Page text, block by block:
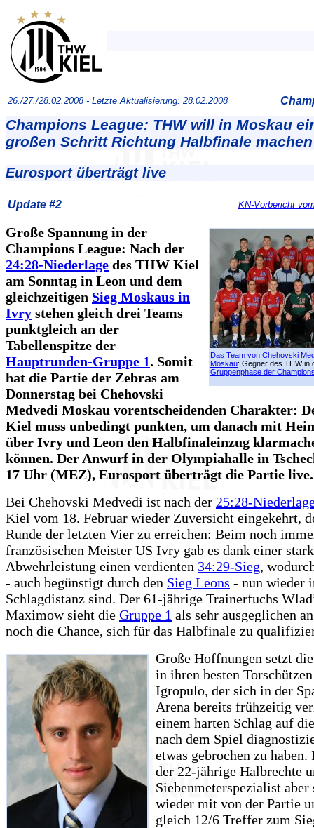
26./27./28.02.2008 - Letzte Aktualisierung: 28.02.2008
Champions League: THW will in Moskau
großen Schritt Richtung Halbfinale machen
Eurosport überträgt live
Update #2 KN-Vorbericht
Das Team von Chehovski
Moskau: Gegner des THW in
Gruppenphase der
Große Spannung in der
Champions League: Nach der
24:28-Niederlage des THW Kiel
am Sonntag in Leon und dem
gleichzeitigen Sieg Moskaus in
Ivry stehen gleich drei Teams
punktgleich an der
Tabellenspitze der
Hauptrunden-Gruppe 1. Somit
hat die Partie der Zebras am
Donnerstag bei Chehovski
Medvedi Moskau vorentscheidenden Charakter:
Kiel muss unbedingt punkten, um danach mit
über Ivry und Leon den Halbfinaleinzug
können. Der Anwurf in der Olympiahalle in
17 Uhr (MEZ), Eurosport überträgt die Partie live.
Bei Chehovski Medvedi ist nach der 25:28-
Kiel vom 18. Februar wieder Zuversicht eingekehrt,
Runde der letzten Vier zu erreichen: Beim noch
französischen Meister US Ivry gab es dank einer
Abwehrleistung einen verdienten 34:29-Sieg,
- auch begünstigt durch den Sieg Leons - nun wieder
Schlagdistanz sind. Der 61-jährige Trainerfuchs
Maximow sieht die Gruppe 1 als sehr ausgeglichen
noch die Chance, sich für das Halbfinale zu
Große Hoffnungen setzt
in ihren besten
Igropulo, der sich in der
Arena bereits frühzeitig
einem harten Schlag auf
nach dem Spiel
etwas gebrochen zu
der 22-jährige Halbrechte
Siebenmeterspezialist aber
wieder mit von der Partie
gleich 12/6 Treffer zum